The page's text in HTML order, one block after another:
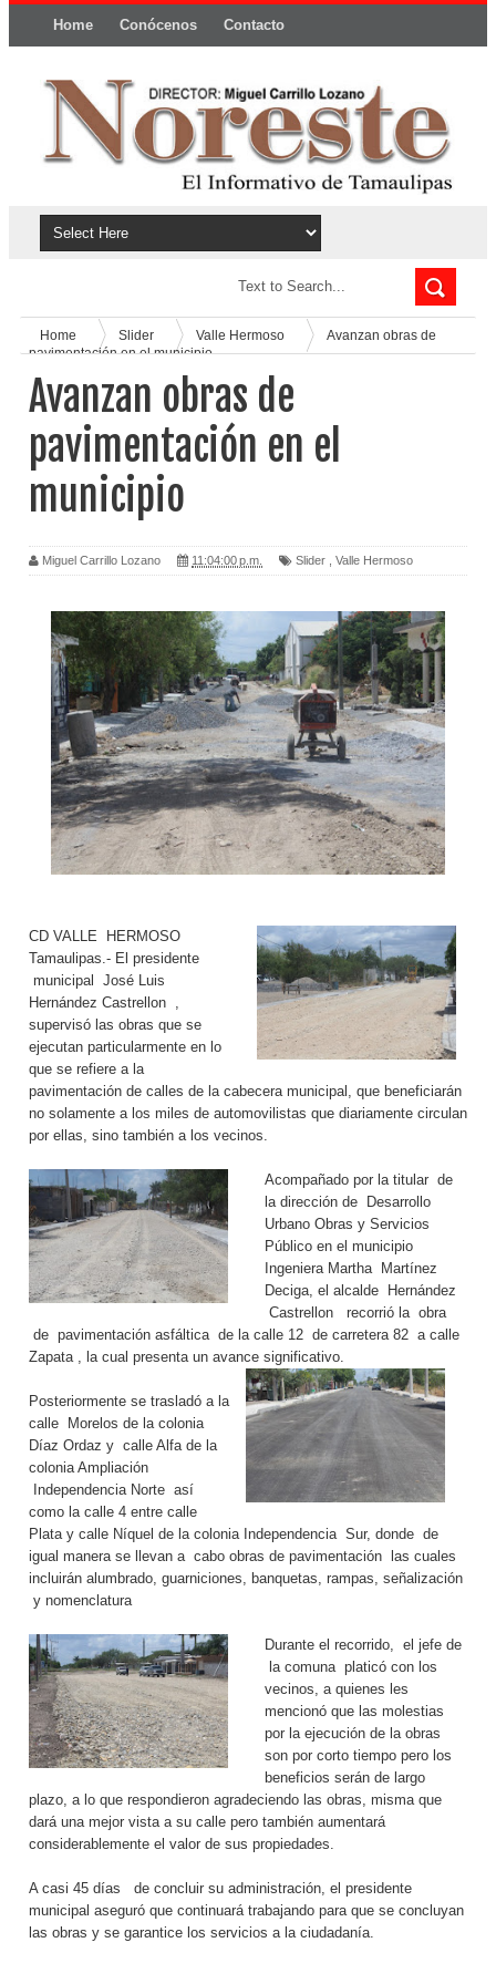
Home Conócenos Contacto
Home Slider Valle Hermoso
Avanzan obras de
pavimentación en el municipio
Avanzan obras de
pavimentación en el
municipio
Miguel Carrillo Lozano 11:04:00 p.m. Slider Valle Hermoso
CD VALLE HERMOSO
Tamaulipas.- El presidente
municipal José Luis
Hernández Castrellon ,
supervisó las obras que se
ejecutan particularmente en lo
que se refiere a la
pavimentación de calles de la cabecera municipal, que beneficiarán
no solamente a los miles de automovilistas que diariamente circulan
por ellas, sino también a los vecinos.
Acompañado por la titular de
la dirección de Desarrollo
Urbano Obras y Servicios
Público en el municipio
Ingeniera Martha Martínez
Deciga, el alcalde Hernández
Castrellon recorrió la obra
de pavimentación asfáltica de la calle 12 de carretera 82 a calle
Zapata , la cual presenta un avance significativo.
Posteriormente se trasladó a la
calle Morelos de la colonia
Díaz Ordaz y calle Alfa de la
colonia Ampliación
Independencia Norte así
como la calle 4 entre calle
Plata y calle Níquel de la colonia Independencia Sur, donde de
igual manera se llevan a cabo obras de pavimentación las cuales
incluirán alumbrado, guarniciones, banquetas, rampas, señalización
y nomenclatura
Durante el recorrido, el jefe de
la comuna platicó con los
vecinos, a quienes les
mencionó que las molestias
por la ejecución de la obras
son por corto tiempo pero los
beneficios serán de largo
plazo, a lo que respondieron agradeciendo las obras, misma que
dará una mejor vista a su calle pero también aumentará
considerablemente el valor de sus propiedades.
A casi 45 días de concluir su administración, el presidente
municipal aseguró que continuará trabajando para que se concluyan
las obras y se garantice los servicios a la ciudadanía.